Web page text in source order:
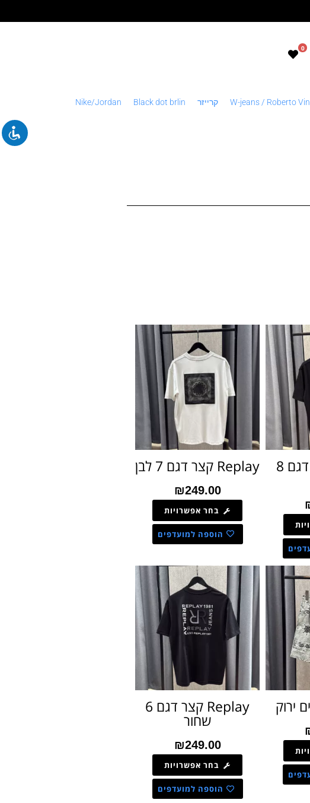
0
W-jeans / Roberto קרייזר Black dot brlin
Nike/Jordan
Replay קצר דגם 8 Replay קצר דגם 7 לבן
₪249.00
בחר אפשרויות
הוספה למועדפים
Replay קצר דגם 6
שחור
₪249.00
בחר אפשרויות
הוספה למועדפים